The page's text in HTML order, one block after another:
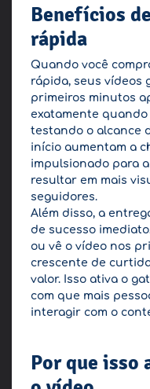
Benefícios
rápida
Quando você
rápida, seus vídeos
primeiros minutos
exatamente quando
testando o alcance
início aumentam a
impulsionado para a
resultar em mais
seguidores.
Além disso, a
de sucesso
ou vê o vídeo nos
crescente de
valor. Isso ativa o
com que mais
interagir com o
Por que isso